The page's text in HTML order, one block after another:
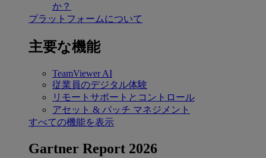
か？
プラットフォームについて
主要な機能
TeamViewer AI
従業員のデジタル体験
リモートサポートとコントロール
アセット & パッチ マネジメント
すべての機能を表示
Gartner Report 2026